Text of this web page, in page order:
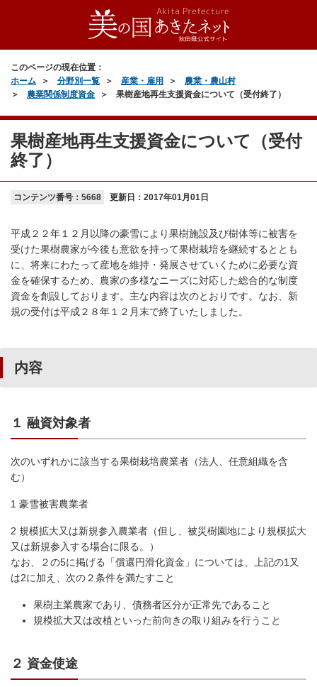
このページの現在位置：
ホーム
分野別一覧 産業・雇用
農業・農山村
農業関係制度資金
果樹産地再生支援資金について（受付終了）
果樹産地再生支援資金について（受付
終了）
コンテンツ番号：5668 更新日： 2017年01月01日
平成２２年１２月以降の豪雪により果樹施設及び樹体等に被害を
受けた果樹農家が今後も意欲を持って果樹栽培を継続するととも
に、将来にわたって産地を維持・発展させていくために必要な資
金を確保するため、農家の多様なニーズに対応した総合的な制度
資金を創設しております。主な内容は次のとおりです。なお、新
規の受付は平成２８年１２月末で終了いたしました。
内容
１ 融資対象者
次のいずれかに該当する果樹栽培農業者（法人、任意組織を含
む）
1 豪雪被害農業者
2 規模拡大又は新規参入農業者（但し、被災樹園地により規模拡大
又は新規参入する場合に限る。）
なお、２の5に掲げる「償還円滑化資金」については、上記の1又
は2に加え、次の２条件を満たすこと
果樹主業農家であり、債務者区分が正常先であること
規模拡大又は改植といった前向きの取り組みを行うこと
２ 資金使途